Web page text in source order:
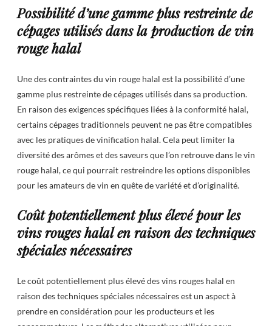
Possibilité d’une gamme plus restreinte de
cépages utilisés dans la production de vin
rouge halal
Une des contraintes du vin rouge halal est la possibilité d’une
gamme plus restreinte de cépages utilisés dans sa production.
En raison des exigences spécifiques liées à la conformité halal,
certains cépages traditionnels peuvent ne pas être compatibles
avec les pratiques de vinification halal. Cela peut limiter la
diversité des arômes et des saveurs que l’on retrouve dans le vin
rouge halal, ce qui pourrait restreindre les options disponibles
pour les amateurs de vin en quête de variété et d’originalité.
Coût potentiellement plus élevé pour les
vins rouges halal en raison des techniques
spéciales nécessaires
Le coût potentiellement plus élevé des vins rouges halal en
raison des techniques spéciales nécessaires est un aspect à
prendre en considération pour les producteurs et les